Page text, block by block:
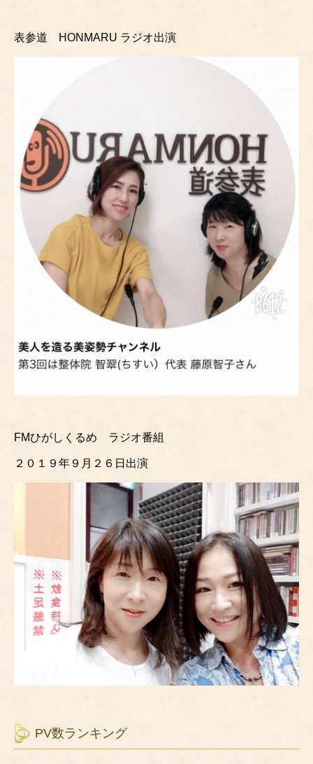
表参道 HONMARU ラジオ出演
FMひがしくるめ ラジオ番組
２０１９年９月２６日出演
PV数ランキング